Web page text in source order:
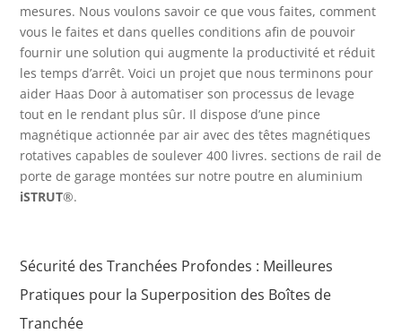
mesures. Nous voulons savoir ce que vous faites, comment
vous le faites et dans quelles conditions afin de pouvoir
fournir une solution qui augmente la productivité et réduit
les temps d’arrêt. Voici un projet que nous terminons pour
aider Haas Door à automatiser son processus de levage
tout en le rendant plus sûr. Il dispose d’une pince
magnétique actionnée par air avec des têtes magnétiques
rotatives capables de soulever 400 livres. sections de rail de
porte de garage montées sur notre poutre en aluminium
iSTRUT®.
Sécurité des Tranchées Profondes : Meilleures
Pratiques pour la Superposition des Boîtes de
Tranchée